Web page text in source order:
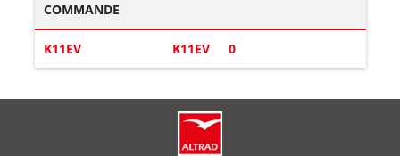
COMMANDE
K11EV K11EV 0